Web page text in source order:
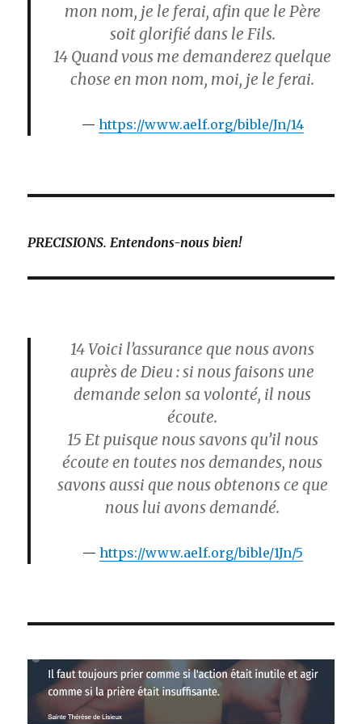
mon nom, je le ferai, afin que le Père
soit glorifié dans le Fils.
14 Quand vous me demanderez quelque
chose en mon nom, moi, je le ferai.
https://www.aelf.org/bible/Jn/14
PRECISIONS. Entendons-nous bien!
14Voici l’assurance que nous avons
auprès de Dieu :si nous faisons une
demande selon sa volonté, il nous
écoute.
15 Et puisque nous savons qu’il nous
écoute en toutes nos demandes, nous
savons aussi que nous obtenons ce que
nous lui avons demandé.
https://www.aelf.org/bible/1Jn/5